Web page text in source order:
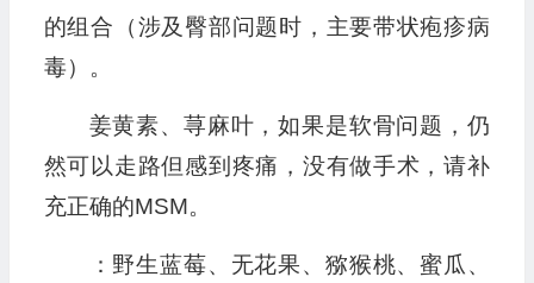
的组合（涉及臀部问题时，主要带状疱疹病
毒）。
姜黄素、荨麻叶，如果是软骨问题，仍
然可以走路但感到疼痛，没有做手术，请补
充正确的MSM。
：野生蓝莓、无花果、猕猴桃、蜜瓜、